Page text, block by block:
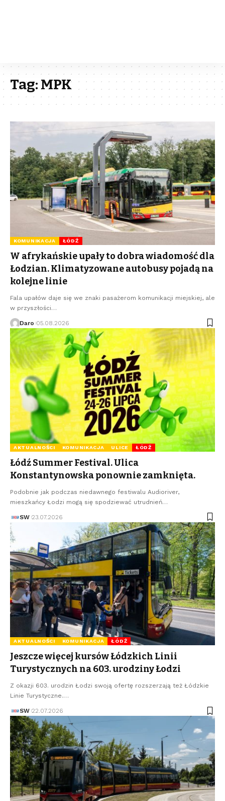
Tag:MPK
KOMUNIKACJA ŁÓDŹ
W afrykańskie upały to dobra wiadomość dla
Łodzian. Klimatyzowane autobusy pojadą na
kolejne linie
Fala upałów daje się we znaki pasażerom komunikacji miejskiej, ale
w przyszłości…
Daro 05.08.2026
AKTUALNOŚCI KOMUNIKACJA ULICE ŁÓDŹ
Łódź Summer Festival. Ulica
Konstantynowska ponownie zamknięta.
Podobnie jak podczas niedawnego festiwalu Audioriver,
mieszkańcy Łodzi mogą się spodziewać utrudnień…
SW 23.07.2026
AKTUALNOŚCI KOMUNIKACJA ŁÓDŹ
Jeszcze więcej kursów Łódzkich Linii
Turystycznych na 603. urodziny Łodzi
Z okazji 603. urodzin Łodzi swoją ofertę rozszerzają też Łódzkie
Linie Turystyczne.…
SW 22.07.2026